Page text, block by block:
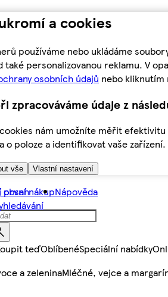
a cookies
používáme nebo ukládáme
také personalizovanou reklamu. V
osobních údajů nebo kliknutím
zpracováváme údaje z
nám umožníte měřit
o poloze a identifikovat vaše zařízení.
vše Vlastní nastavení
obsah
první nákupNápověda
teďOblíbenéSpeciální nabídky
a zeleninaMléčné, vejce a